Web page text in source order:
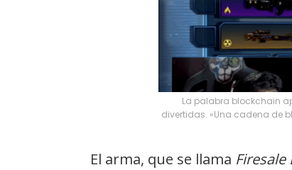
La palabra blockchain
divertidas. «Una cadena de
El arma, que se llama